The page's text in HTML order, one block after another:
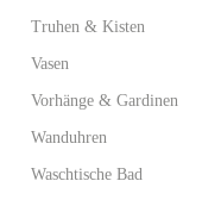
Truhen & Kisten
Vasen
Vorhänge & Gardinen
Wanduhren
Waschtische Bad